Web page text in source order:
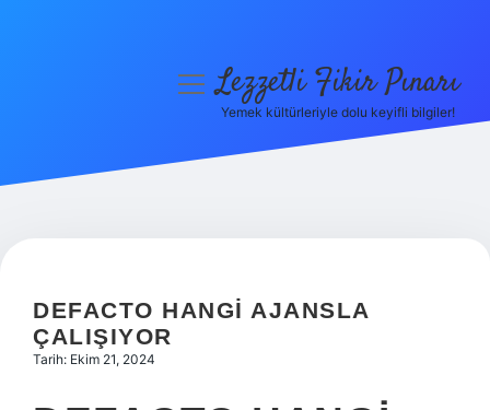
Hakkımızda
menüyüLezzetli Fikir Pınarı
Yemek kültürleriyle dolu keyifli bilgiler!
DEFACTO HANGI AJANSLA
ÇALIŞIYOR
Tarih: Ekim 21, 2024